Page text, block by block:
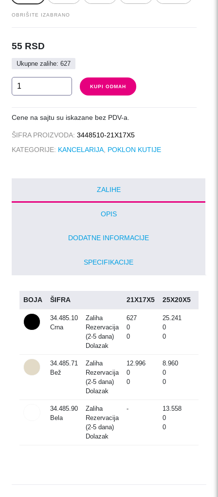
OBRIŠITE IZABRANO
55 RSD
Ukupne zalihe: 627
FORMAT
količina
KUPI ODMAH
Cene na sajtu su iskazane bez PDV-a.
ŠIFRA PROIZVODA: 3448510-21X17X5
KATEGORIJE: KANCELARIJA, POKLON KUTIJE
ZALIHE
OPIS
DODATNE INFORMACIJE
SPECIFIKACIJE
BOJA ŠIFRA 21X17X5 25X20X5
34.485.10
Crna
Zaliha
Rezervacija
(2-5 dana)
Dolazak
627
0
0
25.241
0
0
34.485.71
Bež
Zaliha
Rezervacija
(2-5 dana)
Dolazak
12.996
0
0
8.960
0
0
34.485.90
Bela
Zaliha
Rezervacija
(2-5 dana)
Dolazak
-
13.558
0
0